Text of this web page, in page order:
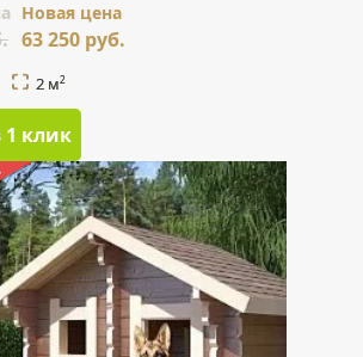
Новая цена
63 250 руб.
2 м2
1 клик